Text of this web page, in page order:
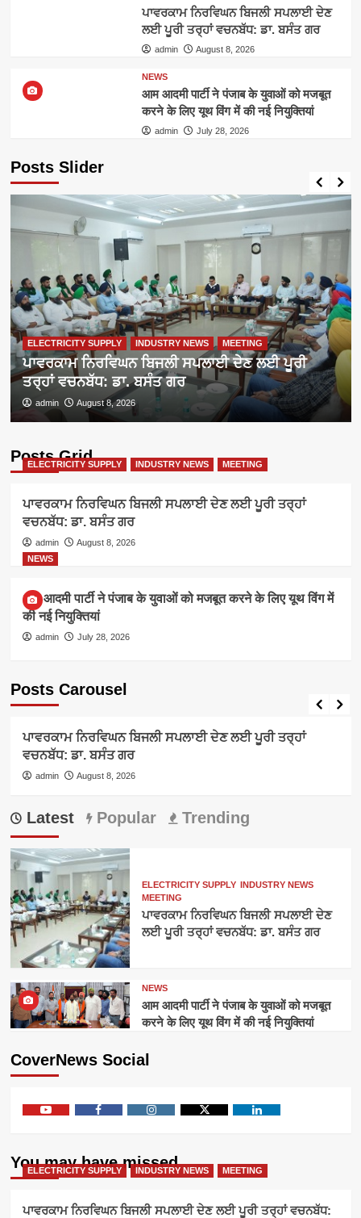
ਪਾਵਰਕਾਮ ਨਿਰਵਿਘਨ ਬਿਜਲੀ ਸਪਲਾਈ ਦੇਣ
ਲਈ ਪੂਰੀ ਤਰ੍ਹਾਂ ਵਚਨਬੱਧ: ਡਾ. ਬਸੰਤ ਗਰ
admin August 8, 2026
NEWS
आम आदमी पार्टी ने पंजाब के युवाओं को मजबूत
करने के लिए यूथ विंग में की नई नियुक्तियां
admin July 28, 2026
Posts Slider
ELECTRICITY SUPPLY INDUSTRY NEWS MEETING
ਪਾਵਰਕਾਮ ਨਿਰਵਿਘਨ ਬਿਜਲੀ ਸਪਲਾਈ ਦੇਣ ਲਈ ਪੂਰੀ
ਤਰ੍ਹਾਂ ਵਚਨਬੱਧ: ਡਾ. ਬਸੰਤ ਗਰ
admin August 8, 2026
Posts Grid
ELECTRICITY SUPPLY INDUSTRY NEWS MEETING
ਪਾਵਰਕਾਮ ਨਿਰਵਿਘਨ ਬਿਜਲੀ ਸਪਲਾਈ ਦੇਣ ਲਈ ਪੂਰੀ ਤਰ੍ਹਾਂ
ਵਚਨਬੱਧ: ਡਾ. ਬਸੰਤ ਗਰ
admin
August 8, 2026
NEWS
आम आदमी पार्टी ने पंजाब के युवाओं को मजबूत करने के लिए यूथ विंग में
की नई नियुक्तियां
admin July 28, 2026
Posts Carousel
ELECTRICITY SUPPLY
ਪਾਵਰਕਾਮ ਨਿਰਵਿਘਨ ਬਿਜਲੀ ਸਪਲਾਈ ਦੇਣ ਲਈ ਪੂਰੀ ਤਰ੍ਹਾਂ
ਵਚਨਬੱਧ: ਡਾ. ਬਸੰਤ ਗਰ
admin August 8, 2026
Latest Popular Trending
ELECTRICITY SUPPLY INDUSTRY NEWS
MEETING
ਪਾਵਰਕਾਮ ਨਿਰਵਿਘਨ ਬਿਜਲੀ ਸਪਲਾਈ ਦੇਣ
ਲਈ ਪੂਰੀ ਤਰ੍ਹਾਂ ਵਚਨਬੱਧ: ਡਾ. ਬਸੰਤ ਗਰ
NEWS
आम आदमी पार्टी ने पंजाब के युवाओं को मजबूत
करने के लिए यूथ विंग में की नई नियुक्तियां
CoverNews Social
You may have missed
ELECTRICITY SUPPLY INDUSTRY NEWS MEETING
ਪਾਵਰਕਾਮ ਨਿਰਵਿਘਨ ਬਿਜਲੀ ਸਪਲਾਈ ਦੇਣ ਲਈ ਪੂਰੀ ਤਰ੍ਹਾਂ ਵਚਨਬੱਧ: